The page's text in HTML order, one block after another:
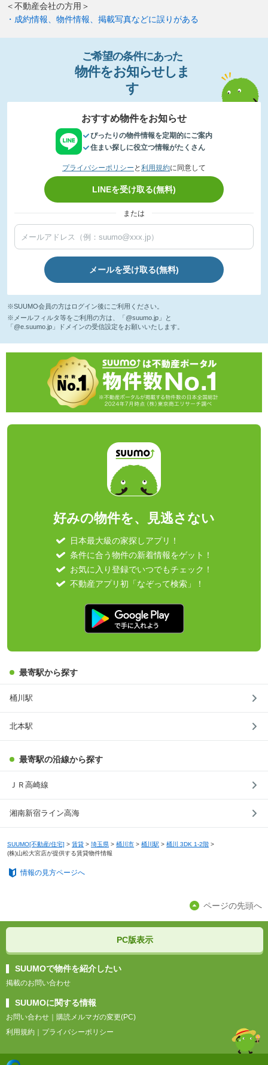
＜不動産会社の方用＞
・成約情報、物件情報、掲載写真などに誤りがある
ご希望の条件にあった
物件をお知らせし ま
す
おすすめ物件をお知らせ
ぴったりの物件情報を定期的にご案内
住まい探しに役立つ情報がたくさん
プライバシーポリシー と 利用規約に同意して
LINEを受け取る(無料)
または
メールを受け取る(無料)
※SUUMO会員の方はログイン後にご利用ください。
※メールフィルタ等をご利用の方は、「@suumo.jp」と
「@e.suumo.jp」ドメインの受信設定をお願いいたします。
好みの物件を、見逃さない
日本最大級の家探しアプリ！
条件に合う物件の新着情報をゲット！
お気に入り登録でいつでもチェック！
不動産アプリ初「なぞって検索」！
最寄駅から探す
桶川駅
北本駅
最寄駅の沿線から探す
ＪＲ高崎線
湘南新宿ライン高海
SUUMO[不動産/住宅] > 賃貸 > 埼玉県 > 桶川市 > 桶川駅 > 桶川 3DK 1-2階 >
(株)山松大宮店が提供する賃貸物件情報
情報の見方ページへ
ページの先頭へ
PC版表示
SUUMOで物件を紹介したい
掲載のお問い合わせ
SUUMOに関する情報
お問い合わせ
購読メルマガの変更(PC)
利用規約
プライバシーポリシー